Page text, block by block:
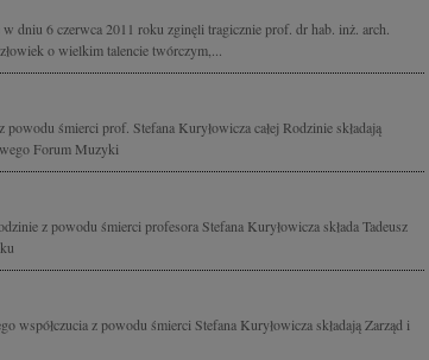
dniu 6 czerwca 2011 roku zginęli tragicznie prof. dr hab. inż. arch.
o wielkim talencie twórczym,...
powodu śmierci prof. Stefana Kuryłowicza całej Rodzinie składają
Forum Muzyki
z powodu śmierci profesora Stefana Kuryłowicza składa Tadeusz
współczucia z powodu śmierci Stefana Kuryłowicza składają Zarząd i